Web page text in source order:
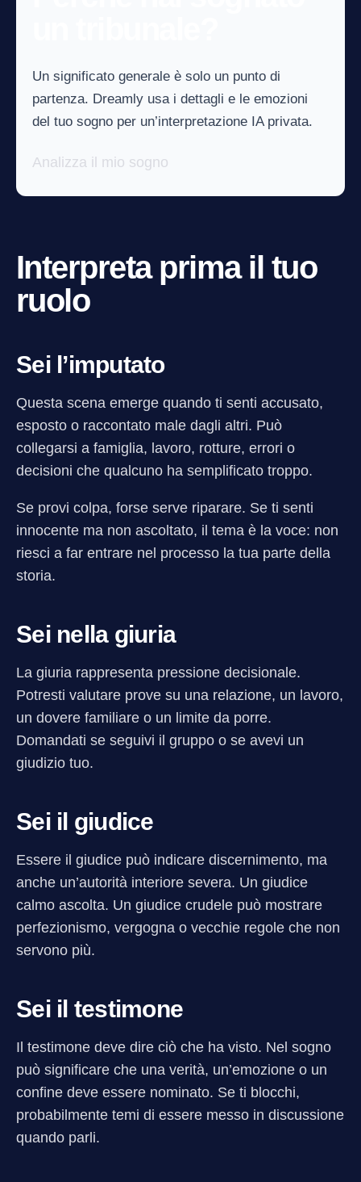
Un significato generale è solo un punto di
partenza. Dreamly usa i dettagli e le emozioni
del tuo sogno per un’interpretazione IA privata.
Analizza il mio sogno
Interpreta prima il tuo
ruolo
Sei l’imputato
Questa scena emerge quando ti senti accusato,
esposto o raccontato male dagli altri. Può
collegarsi a famiglia, lavoro, rotture, errori o
decisioni che qualcuno ha semplificato troppo.
Se provi colpa, forse serve riparare. Se ti senti
innocente ma non ascoltato, il tema è la voce: non
riesci a far entrare nel processo la tua parte della
storia.
Sei nella giuria
La giuria rappresenta pressione decisionale.
Potresti valutare prove su una relazione, un lavoro,
un dovere familiare o un limite da porre.
Domandati se seguivi il gruppo o se avevi un
giudizio tuo.
Sei il giudice
Essere il giudice può indicare discernimento, ma
anche un’autorità interiore severa. Un giudice
calmo ascolta. Un giudice crudele può mostrare
perfezionismo, vergogna o vecchie regole che non
servono più.
Sei il testimone
Il testimone deve dire ciò che ha visto. Nel sogno
può significare che una verità, un’emozione o un
confine deve essere nominato. Se ti blocchi,
probabilmente temi di essere messo in discussione
quando parli.